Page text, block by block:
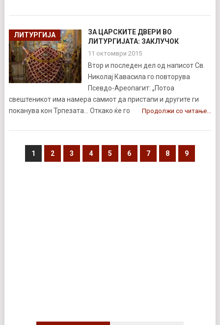
ЛИТУРГИЈА
ЗА ЦАРСКИТЕ ДВЕРИ ВО
ЛИТУРГИЈАТА: ЗАКЛУЧОК
11 октомври 2015
Втор и последен дел од написот Св.
Николај Кавасила го повторува
Псевдо-Ареопагит: „Потоа
свештеникот има намера самиот да пристапи и другите ги
поканува кон Трпезата… Откако ќе го
Продолжи со читање...
1 2 3 4 5 6 7 8 9